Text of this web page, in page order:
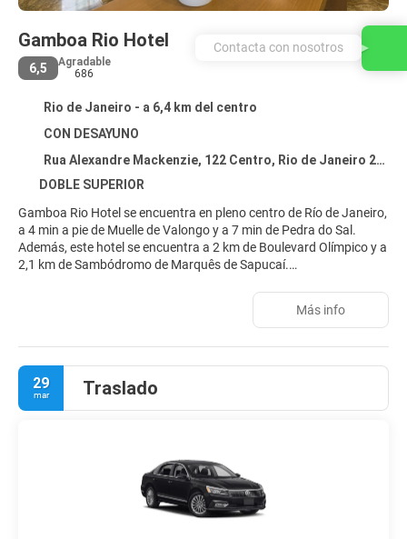
Gamboa Rio Hotel
6,5
Agradable
686
Rio de Janeiro - a 6,4 km del centro
CON DESAYUNO
Rua Alexandre Mackenzie, 122 Centro, Rio de Janeiro 20221-410
DOBLE SUPERIOR
Gamboa Rio Hotel se encuentra en pleno centro de Río de Janeiro,
a 4 min a pie de Muelle de Valongo y a 7 min de Pedra do Sal.
Además, este hotel se encuentra a 2 km de Boulevard Olímpico y a
2,1 km de Sambódromo de Marquês de Sapucaí.
Aprovecha los prácticos servicios que se te ofrecen, como
conexión a Internet wifi gratis, servicios de conserjería o una
Te sentirás como en tu propia casa en cualquiera de las 52
habitaciones con minibar y televisión LCD. Mantén el contacto con
los tuyos gracias a la la conexión wifi gratis. El baño privado con
Prueba deliciosos platos sin moverte de este hotel, que cuenta con
un restaurante y ofrece servicio de habitaciones las 24 horas. Qué
mejor forma de acabar el día que con una bebida en el bar o
Más info
29
mar Traslado
Contacta con nosotros